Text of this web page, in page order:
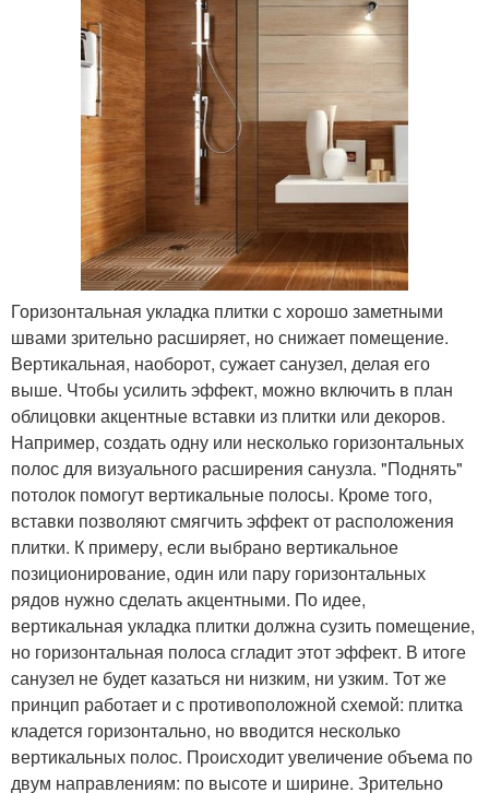
Горизонтальная укладка плитки с хорошо заметными
швами зрительно расширяет, но снижает помещение.
Вертикальная, наоборот, сужает санузел, делая его
выше. Чтобы усилить эффект, можно включить в план
облицовки акцентные вставки из плитки или декоров.
Например, создать одну или несколько горизонтальных
полос для визуального расширения санузла. "Поднять"
потолок помогут вертикальные полосы. Кроме того,
вставки позволяют смягчить эффект от расположения
плитки. К примеру, если выбрано вертикальное
позиционирование, один или пару горизонтальных
рядов нужно сделать акцентными. По идее,
вертикальная укладка плитки должна сузить помещение,
но горизонтальная полоса сгладит этот эффект. В итоге
санузел не будет казаться ни низким, ни узким. Тот же
принцип работает и с противоположной схемой: плитка
кладется горизонтально, но вводится несколько
вертикальных полос. Происходит увеличение объема по
двум направлениям: по высоте и ширине. Зрительно